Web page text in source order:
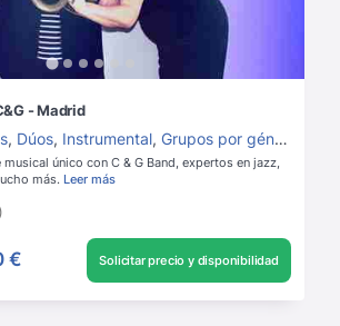
- Madrid
, Dúos, Instrumental, Grupos por género
único con C & G Band, expertos en jazz,
más. Leer más
€ Solicitar precio y disponibilidad